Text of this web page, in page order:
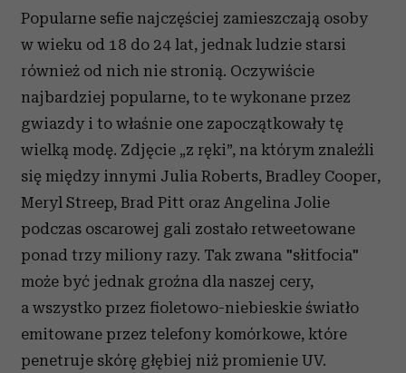
Popularne sefie najczęściej zamieszczają osoby
w wieku od 18 do 24 lat, jednak ludzie starsi
również od nich nie stronią. Oczywiście
najbardziej popularne, to te wykonane przez
gwiazdy i to właśnie one zapoczątkowały tę
wielką modę. Zdjęcie „z ręki”, na którym znaleźli
się między innymi Julia Roberts, Bradley Cooper,
Meryl Streep, Brad Pitt oraz Angelina Jolie
podczas oscarowej gali zostało retweetowane
ponad trzy miliony razy. Tak zwana "słitfocia"
może być jednak groźna dla naszej cery,
a wszystko przez fioletowo-niebieskie światło
emitowane przez telefony komórkowe, które
penetruje skórę głębiej niż promienie UV.